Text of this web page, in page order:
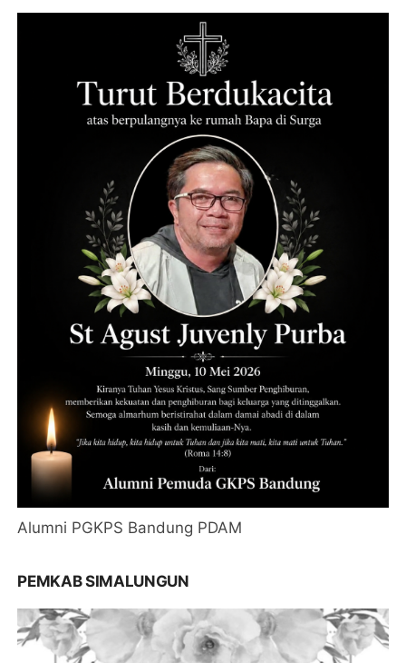
Alumni PGKPS Bandung PDAM
PEMKAB SIMALUNGUN